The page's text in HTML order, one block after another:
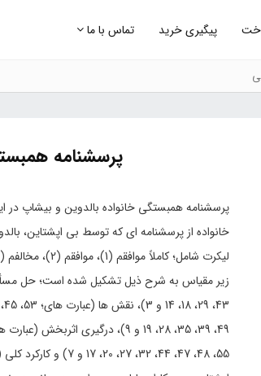
پیگیری خرید تماس با ما
پرسشنامه
پرسشنامه همبستگی خانواده بالدوین و بیشاپ در